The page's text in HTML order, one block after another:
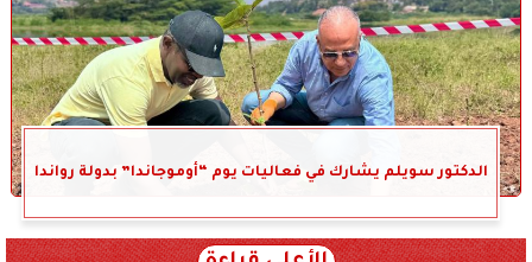
الدكتور سويلم يشارك في فعاليات يوم “أوموجاندا” بدولة رواندا